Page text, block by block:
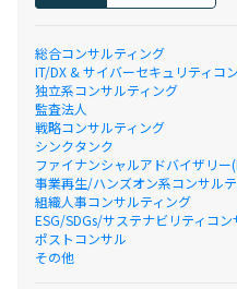
総合コンサルティング
IT/DX & サイバーセキュリティコ
独立系コンサルティング
監査法人
戦略コンサルティング
シンクタンク
ファイナンシャルアドバイザリー
事業再生/ハンズオン系コンサル
組織人事コンサルティング
ESG/SDGs/サステナビリティコ
ポストコンサル
その他